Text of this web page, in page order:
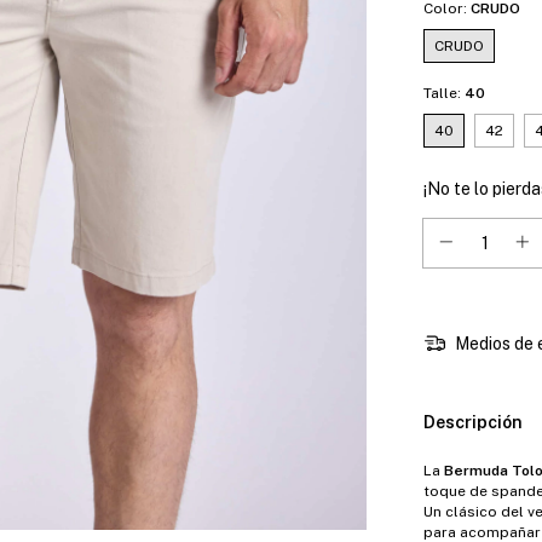
Color: CRUDO
CRUDO
Talle: 40
40 42
¡No te lo
Medios de
Descripción
La Bermuda
toque de
Un clásico del
para